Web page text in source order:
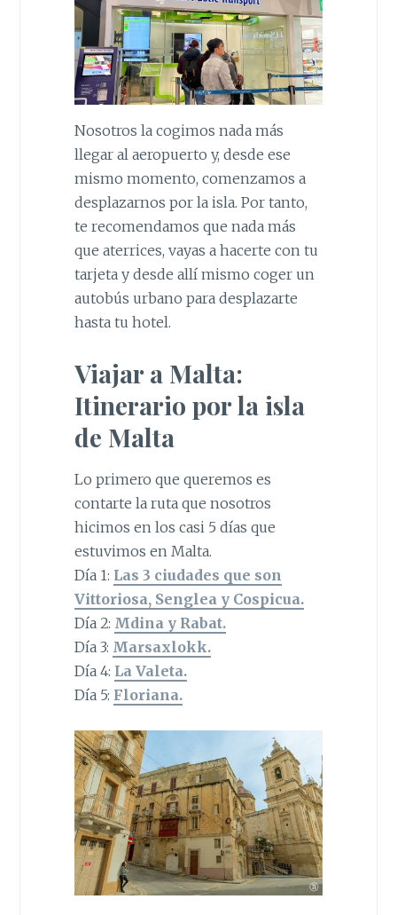
Nosotros la cogimos nada más
llegar al aeropuerto y, desde ese
mismo momento, comenzamos a
desplazarnos por la isla. Por tanto,
te recomendamos que nada más
que aterrices, vayas a hacerte con tu
tarjeta y desde allí mismo coger un
autobús urbano para desplazarte
hasta tu hotel.
Viajar a Malta:
Itinerario por la isla
de Malta
Lo primero que queremos es
contarte la ruta que nosotros
hicimos en los casi 5 días que
estuvimos en Malta.
Día 1: Las 3 ciudades que son
Vittoriosa, Senglea y Cospicua.
Día 2: Mdina y Rabat.
Día 3: Marsaxlokk.
Día 4: La Valeta.
Día 5: Floriana.